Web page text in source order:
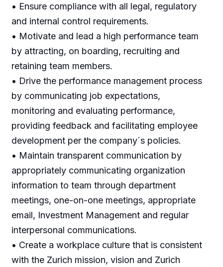
• Ensure compliance with all legal, regulatory
and internal control requirements.
• Motivate and lead a high performance team
by attracting, on boarding, recruiting and
retaining team members.
• Drive the performance management process
by communicating job expectations,
monitoring and evaluating performance,
providing feedback and facilitating employee
development per the company´s policies.
• Maintain transparent communication by
appropriately communicating organization
information to team through department
meetings, one-on-one meetings, appropriate
email, Investment Management and regular
interpersonal communications.
• Create a workplace culture that is consistent
with the Zurich mission, vision and Zurich